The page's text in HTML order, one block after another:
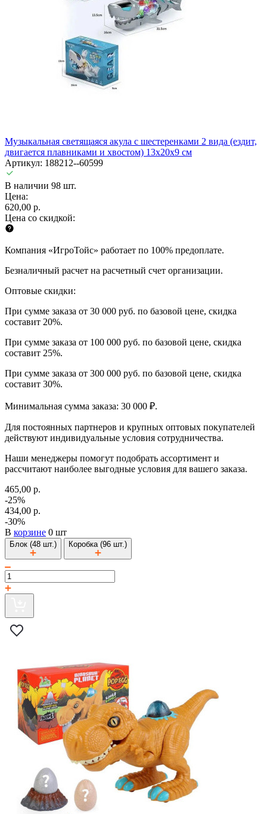
Музыкальная светящаяся акула с шестеренками 2 вида (ездит,
двигается плавниками и хвостом) 13x20x9 см
Артикул: 188212--60599
В наличии 98 шт.
Цена:
620,00 р.
Цена со скидкой:
Компания «ИгроТойс» работает по 100% предоплате.
Безналичный расчет на расчетный счет организации.
Оптовые скидки:
При сумме заказа от 30 000 руб. по базовой цене, скидка
составит 20%.
При сумме заказа от 100 000 руб. по базовой цене, скидка
составит 25%.
При сумме заказа от 300 000 руб. по базовой цене, скидка
составит 30%.
Минимальная сумма заказа: 30 000 ₽.
Для постоянных партнеров и крупных оптовых покупателей
действуют индивидуальные условия сотрудничества.
Наши менеджеры помогут подобрать ассортимент и
рассчитают наиболее выгодные условия для вашего заказа.
465,00 р.
-25%
434,00 р.
-30%
В корзине 0 шт
Блок (48 шт.) Коробка (96 шт.)